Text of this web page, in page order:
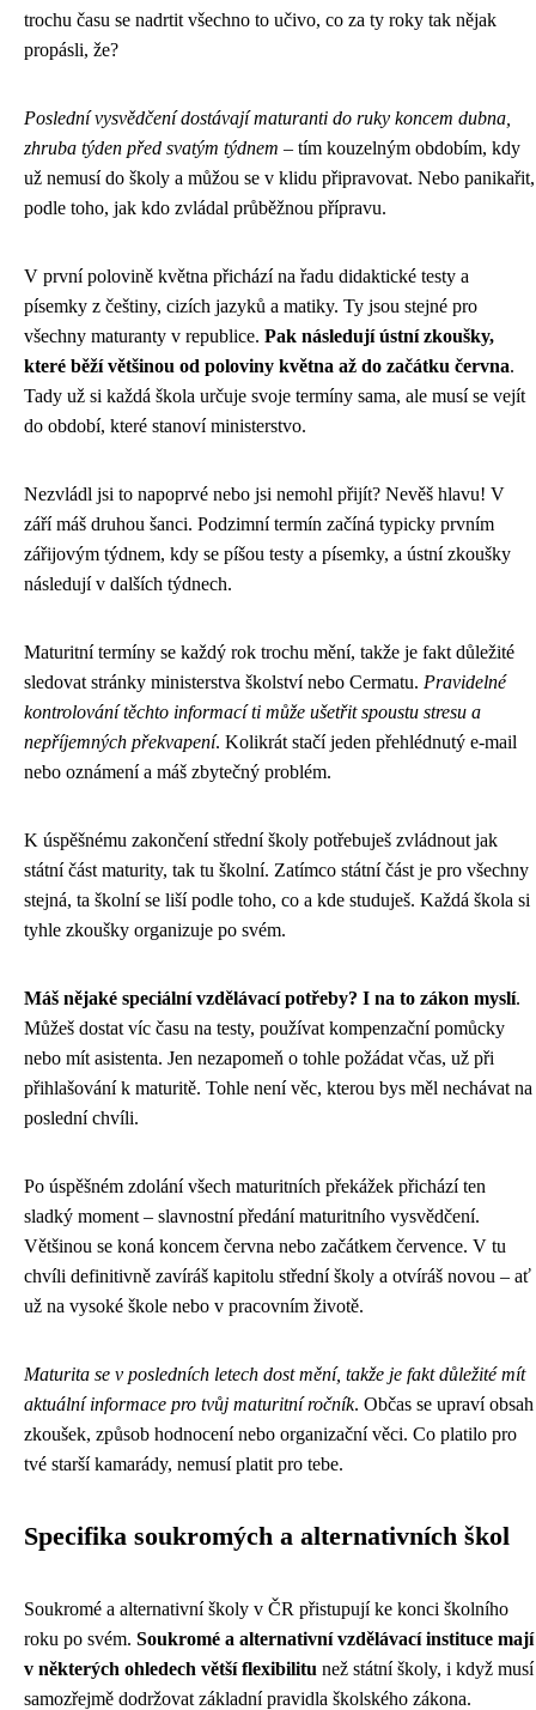
trochu času se nadrtit všechno to učivo, co za ty roky tak nějak
propásli, že?
Poslední vysvědčení dostávají maturanti do ruky koncem dubna,
zhruba týden před svatým týdnem – tím kouzelným obdobím, kdy
už nemusí do školy a můžou se v klidu připravovat. Nebo panikařit,
podle toho, jak kdo zvládal průběžnou přípravu.
V první polovině května přichází na řadu didaktické testy a
písemky z češtiny, cizích jazyků a matiky. Ty jsou stejné pro
všechny maturanty v republice. Pak následují ústní zkoušky,
které běží většinou od poloviny května až do začátku června.
Tady už si každá škola určuje svoje termíny sama, ale musí se vejít
do období, které stanoví ministerstvo.
Nezvládl jsi to napoprvé nebo jsi nemohl přijít? Nevěš hlavu! V
září máš druhou šanci. Podzimní termín začíná typicky prvním
zářijovým týdnem, kdy se píšou testy a písemky, a ústní zkoušky
následují v dalších týdnech.
Maturitní termíny se každý rok trochu mění, takže je fakt důležité
sledovat stránky ministerstva školství nebo Cermatu. Pravidelné
kontrolování těchto informací ti může ušetřit spoustu stresu a
nepříjemných překvapení. Kolikrát stačí jeden přehlédnutý e-mail
nebo oznámení a máš zbytečný problém.
K úspěšnému zakončení střední školy potřebuješ zvládnout jak
státní část maturity, tak tu školní. Zatímco státní část je pro všechny
stejná, ta školní se liší podle toho, co a kde studuješ. Každá škola si
tyhle zkoušky organizuje po svém.
Máš nějaké speciální vzdělávací potřeby? I na to zákon myslí.
Můžeš dostat víc času na testy, používat kompenzační pomůcky
nebo mít asistenta. Jen nezapomeň o tohle požádat včas, už při
přihlašování k maturitě. Tohle není věc, kterou bys měl nechávat na
poslední chvíli.
Po úspěšném zdolání všech maturitních překážek přichází ten
sladký moment – slavnostní předání maturitního vysvědčení.
Většinou se koná koncem června nebo začátkem července. V tu
chvíli definitivně zavíráš kapitolu střední školy a otvíráš novou – ať
už na vysoké škole nebo v pracovním životě.
Maturita se v posledních letech dost mění, takže je fakt důležité mít
aktuální informace pro tvůj maturitní ročník. Občas se upraví obsah
zkoušek, způsob hodnocení nebo organizační věci. Co platilo pro
tvé starší kamarády, nemusí platit pro tebe.
Specifika soukromých a alternativních škol
Soukromé a alternativní školy v ČR přistupují ke konci školního
roku po svém. Soukromé a alternativní vzdělávací instituce mají
v některých ohledech větší flexibilitu než státní školy, i když musí
samozřejmě dodržovat základní pravidla školského zákona.